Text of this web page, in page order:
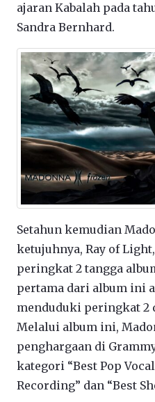
ajaran Kabalah pada
Sandra Bernhard.
Setahun kemudian
ketujuhnya, Ray of
peringkat 2 tangga
pertama dari album ini
menduduki peringkat 2
Melalui album ini,
penghargaan di
kategori “Best Pop
Recording” dan “Best